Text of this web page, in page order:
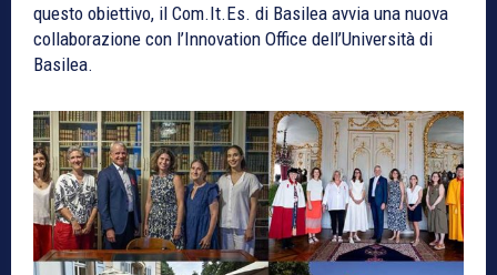
questo obiettivo, il Com.It.Es. di Basilea avvia una nuova
collaborazione con l’Innovation Office dell’Università di
Basilea.